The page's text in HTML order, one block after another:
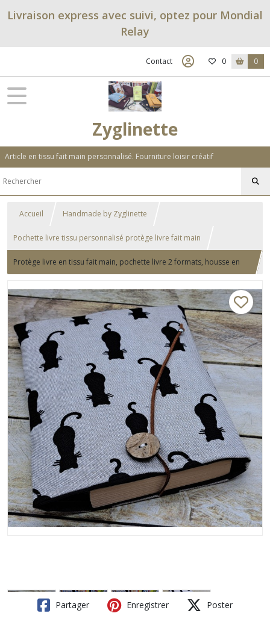
Livraison express avec suivi, optez pour Mondial
Relay
Contact 0 0
Zyglinette
Article en tissu fait main personnalisé. Fourniture loisir créatif
Accueil Handmade by Zyglinette
Pochette livre tissu personnalisé protège livre fait main
Protège livre en tissu fait main, pochette livre 2 formats, housse en
Partager Enregistrer Poster